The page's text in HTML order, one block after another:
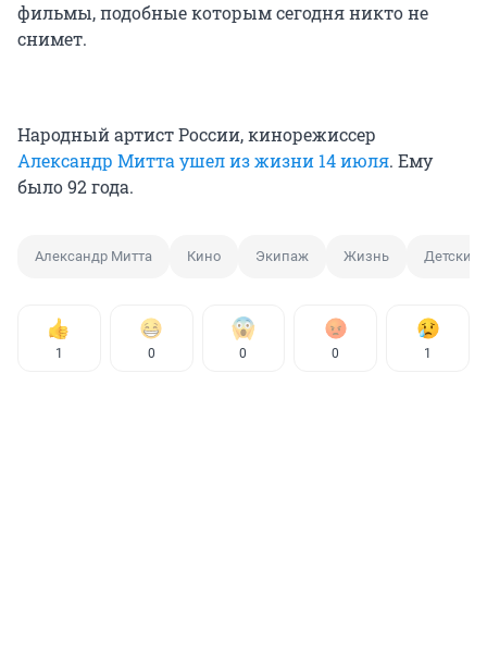
фильмы, подобные которым сегодня никто не
снимет.
Народный артист России, кинорежиссер
Александр Митта ушел из жизни 14 июля. Ему
было 92 года.
Александр Митта Кино Экипаж Жизнь Детский
1 0 0 0 1